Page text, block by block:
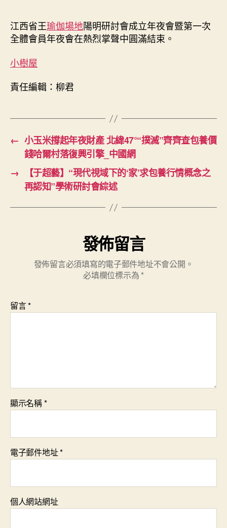
江西省王瑜伽場地陽明研討會成立年夜會暨第一次
全體會員年夜會在熱烈掌聲中圓滿結束。
小樹屋
責任編輯：柳君
← 小玉米撐起年夜財產 北緯47°“撲滅”齊齊查包養價
錢哈爾村落復興引擎_中國網
→
【于超藝】“現代視域下的‘家’求包養行情概念之
再認知”學術研討會綜述
發佈留言
發佈留言必須填寫的電子郵件地址不會公開。
必填欄位標示為 *
留言*
顯示名稱*
電子郵件地址*
個人網站網址